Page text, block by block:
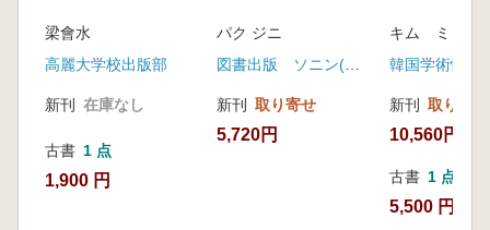
梁會水
高麗大学校出版部
新刊 在庫なし
古書 1 点
1,900 円
開過程
パク ジニ
新刊 取り寄せ
5,720円
キム ミョン
韓国学術情報
新刊 取り寄せ
10,560円
古書 1 点
5,500 円